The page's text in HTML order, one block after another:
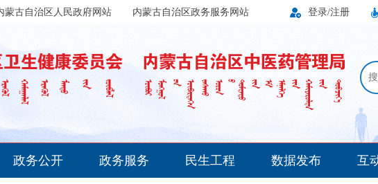
蒙古自治区人民政府网站 内蒙古自治区政务服务网站 登录/注册
政务公开 政务服务 民生工程 数据发布 互